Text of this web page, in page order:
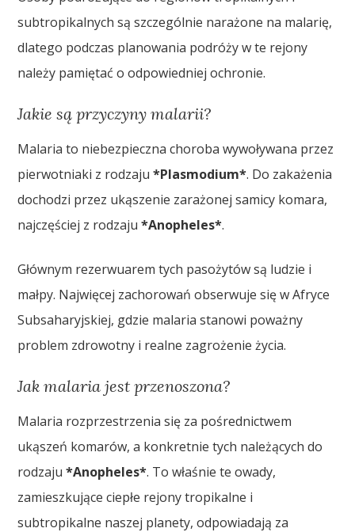
subtropikalnych są szczególnie narażone na malarię,
dlatego podczas planowania podróży w te rejony
należy pamiętać o odpowiedniej ochronie.
Jakie są przyczyny malarii?
Malaria to niebezpieczna choroba wywoływana przez
pierwotniaki z rodzaju*Plasmodium*. Do zakażenia
dochodzi przez ukąszenie zarażonej samicy komara,
najczęściej z rodzaju*Anopheles*.
Głównym rezerwuarem tych pasożytów są ludzie i
małpy. Najwięcej zachorowań obserwuje się w Afryce
Subsaharyjskiej, gdzie malaria stanowi poważny
problem zdrowotny i realne zagrożenie życia.
Jak malaria jest przenoszona?
Malaria rozprzestrzenia się za pośrednictwem
ukąszeń komarów, a konkretnie tych należących do
rodzaju*Anopheles*. To właśnie te owady,
zamieszkujące ciepłe rejony tropikalne i
subtropikalne naszej planety, odpowiadają za